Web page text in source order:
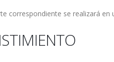
correspondiente se realizará